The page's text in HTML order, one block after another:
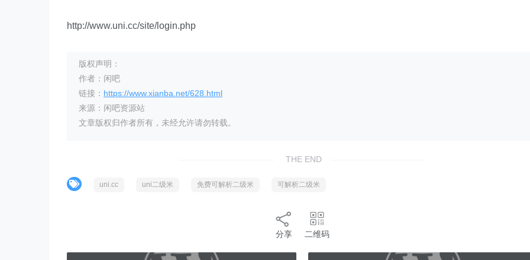
http://www.uni.cc/site/login.php
版权声明：
作者：闲吧
链接： https://www.xianba.net/628.html
来源：闲吧资源站
文章版权归作者所有，未经允许请勿转载。
THE END
uni.cc uni二级米 免费可解析二级米 可解析二级米
分享 二维码